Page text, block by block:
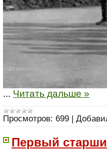
... Читать дальше »
Просмотров: 699 |
Первый